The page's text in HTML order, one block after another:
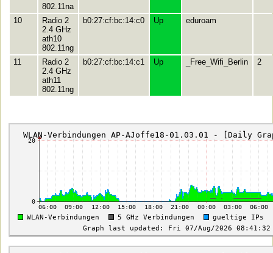
802.11na
10
Radio 2
2.4 GHz
ath10
802.11ng
b0:27:cf:bc:14:c0 Up eduroam
11
Radio 2
2.4 GHz
ath11
802.11ng
b0:27:cf:bc:14:c1 Up _Free_Wifi_Berlin 2